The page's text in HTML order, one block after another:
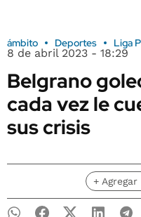
ámbito Deportes Liga
8 de abril 2023 - 18:29
Belgrano
cada vez le
sus crisis
+